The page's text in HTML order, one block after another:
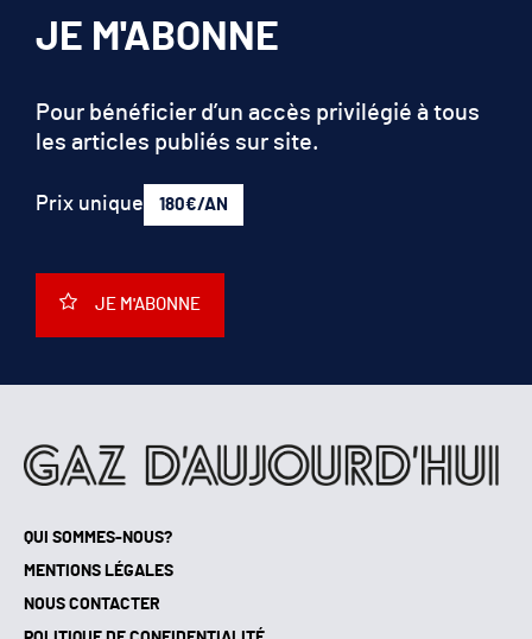
QUI SOMMES-NOUS?
MENTIONS LÉGALES
NOUS CONTACTER
JE M'ABONNE
Pour bénéficier d’un accès privilégié à tous
les articles publiés sur site.
Prix unique 180€/AN
JE M'ABONNE